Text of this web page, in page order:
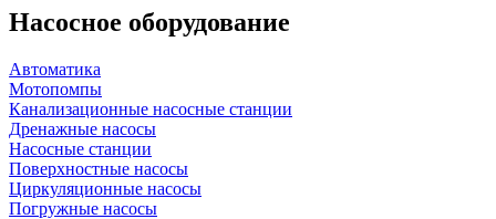
Насосное оборудование
Автоматика
Мотопомпы
Канализационные насосные станции
Дренажные насосы
Насосные станции
Поверхностные насосы
Циркуляционные насосы
Погружные насосы